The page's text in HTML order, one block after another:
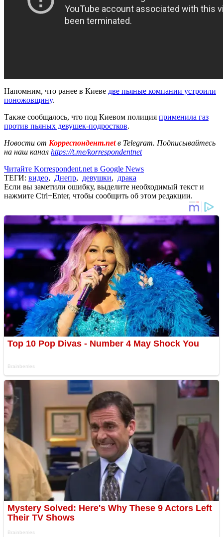
Напомним, что ранее в Киеве две пьяные компании устроили
поножовщину.
Также сообщалось, что под Киевом полиция применила газ
против пьяных девушек-подростков.
Новости от Корреспондент.netв Telegram. Подписывайтесь
на наш канал https://t.me/korrespondentnet
Читайте Korrespondent.net в Google News
ТЕГИ: видео, Днепр, девушки, драка
Если вы заметили ошибку, выделите необходимый текст и
нажмите Ctrl+Enter, чтобы сообщить об этом редакции.